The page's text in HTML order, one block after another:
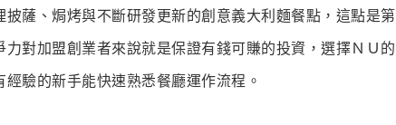
薩、焗烤與不斷研發更新的創意義大利麵餐點，這點是第
對加盟創業者來說就是保證有錢可賺的投資，選擇ＮＵ的
驗的新手能快速熟悉餐廳運作流程。